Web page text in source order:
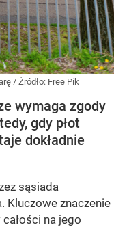
/ Źródło: Free Pik
wymaga zgody
gdy płot
dokładnie
sąsiada
Kluczowe znaczenie
na jego